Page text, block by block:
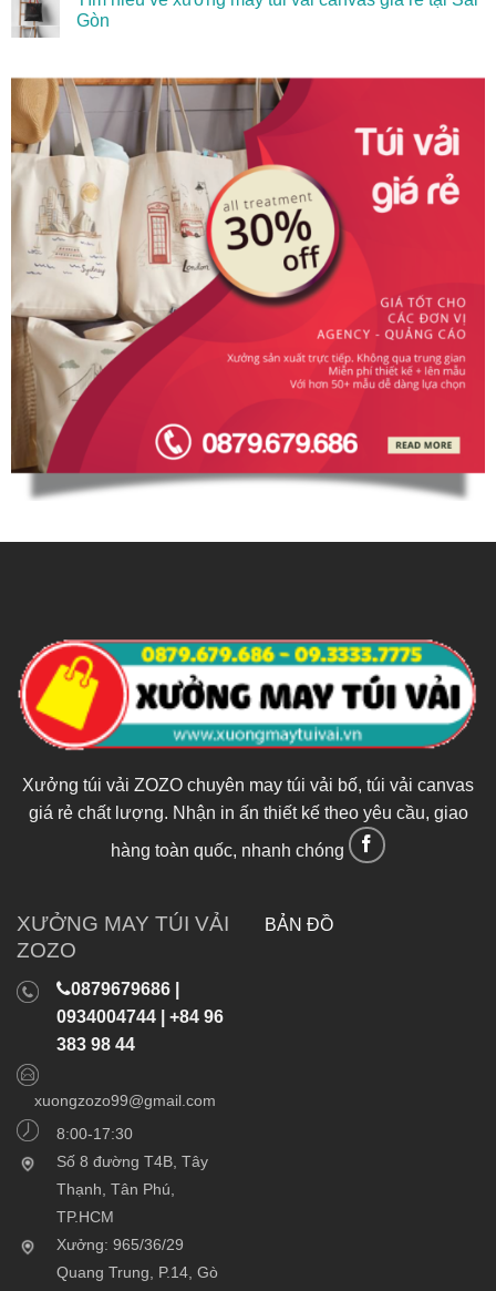
Gòn
Xưởng túi vải ZOZO chuyên may túi vải bố, túi vải canvas
giá rẻ chất lượng. Nhận in ấn thiết kế theo yêu cầu, giao
hàng toàn quốc, nhanh chóng
XƯỞNG MAY TÚI VẢI
ZOZO
0879679686 |
0934004744 | +84 96
383 98 44
xuongzozo99@gmail.com
8:00-17:30
Số 8 đường T4B, Tây
Thạnh, Tân Phú,
TP.HCM
Xưởng: 965/36/29
Quang Trung, P.14, Gò
BẢN ĐỒ